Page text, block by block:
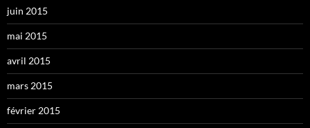
juin 2015
mai 2015
avril 2015
mars 2015
février 2015